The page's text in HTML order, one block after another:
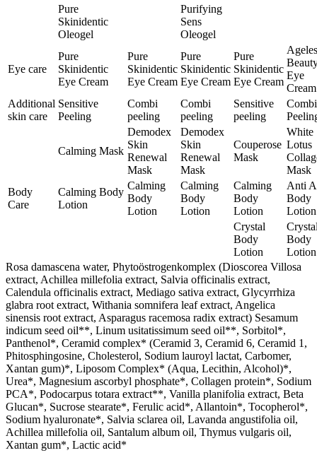
Pure
Skinidentic
Oleogel
Purifying
Sens
Oleogel
Eye care
Pure
Skinidentic
Eye Cream
Pure
Skinidentic
Eye Cream
Pure
Skinidentic
Eye Cream
Pure
Skinidentic
Eye Cream
Eye
Cream
Additional
skin care
Sensitive
Peeling
Combi
peeling
Combi
peeling
Sensitive
peeling
Combi
Calming Mask
Demodex
Skin
Renewal
Mask
Demodex
Skin
Renewal
Mask
Couperose
Mask
White
Lotus
Mask
Body
Care
Calming Body
Lotion
Calming
Body
Lotion
Calming
Body
Lotion
Calming
Body
Lotion
Anti
Body
Lotion
Crystal
Body
Lotion
Body
Lotion
Rosa damascena water, Phytoöstrogenkomplex (Dioscorea Villosa
extract, Achillea millefolia extract, Salvia officinalis extract,
Calendula officinalis extract, Mediago sativa extract, Glycyrrhiza
glabra root extract, Withania somnifera leaf extract, Angelica
sinensis root extract, Asparagus racemosa radix extract) Sesamum
indicum seed oil**, Linum usitatissimum seed oil**, Sorbitol*,
Panthenol*, Ceramid complex* (Ceramid 3, Ceramid 6, Ceramid 1,
Phitosphingosine, Cholesterol, Sodium lauroyl lactat, Carbomer,
Xantan gum)*, Liposom Complex* (Aqua, Lecithin, Alcohol)*,
Urea*, Magnesium ascorbyl phosphate*, Collagen protein*, Sodium
PCA*, Podocarpus totara extract**, Vanilla planifolia extract, Beta
Glucan*, Sucrose stearate*, Ferulic acid*, Allantoin*, Tocopherol*,
Sodium hyaluronate*, Salvia sclarea oil, Lavanda angustifolia oil,
Achillea millefolia oil, Santalum album oil, Thymus vulgaris oil,
Xantan gum*, Lactic acid*